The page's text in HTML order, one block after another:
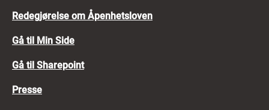
Redegjørelse om Åpenhetsloven
Gå til Min Side
Gå til Sharepoint
Presse